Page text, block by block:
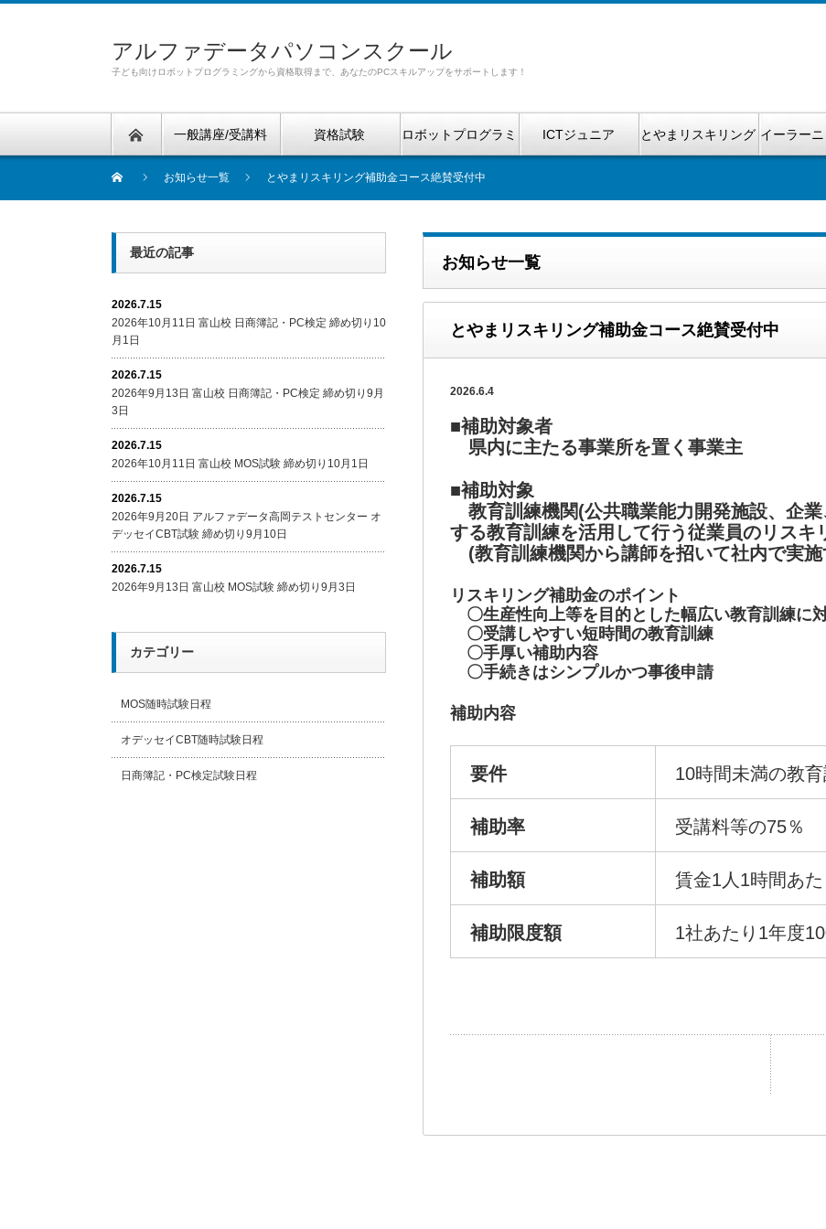
アルファデータパソコンスクール
子ども向けロボットプログラミングから資格取得まで、あなたのPCスキルアップをサポートします！
一般講座/受講料 資格試験 ロボットプログラミ
ング
ICTジュニア とやまリスキリング イーラー
お知らせ一覧 とやまリスキリング補助金コース絶賛受付中
お知らせ一覧
とやまリスキリング補助金コース絶賛受付中
2026.6.4
■補助対象者
県内に主たる事業所を置く事業主
■補助対象
教育訓練機関(公共職業能力開発施設、企
する教育訓練を活用して行う従業員のリスキ
(教育訓練機関から講師を招いて社内で実施
リスキリング補助金のポイント
〇生産性向上等を目的とした幅広い教育訓練に
〇受講しやすい短時間の教育訓練
〇手厚い補助内容
〇手続きはシンプルかつ事後申請
補助内容
要件 10時間未満の教
補助率 受講料等の75％
補助額 賃金1人1時間あ
補助限度額 1社あたり1年度
最近の記事
2026.7.15
2026年10月11日 富山校 日商簿記・PC検定 締め切り10
月1日
2026.7.15
2026年9月13日 富山校 日商簿記・PC検定 締め切り9月
3日
2026.7.15
2026年10月11日 富山校 MOS試験 締め切り10月1日
2026.7.15
2026年9月20日 アルファデータ高岡テストセンター オ
デッセイCBT試験 締め切り9月10日
2026.7.15
2026年9月13日 富山校 MOS試験 締め切り9月3日
カテゴリー
MOS随時試験日程
オデッセイCBT随時試験日程
日商簿記・PC検定試験日程